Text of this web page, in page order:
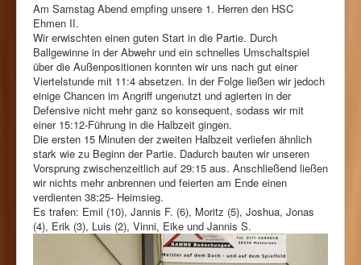
Am Samstag Abend empfing unsere 1. Herren den HSC
Ehmen II.
Wir erwischten einen guten Start in die Partie. Durch
Ballgewinne in der Abwehr und ein schnelles Umschaltspiel
über die Außenpositionen konnten wir uns nach gut einer
Viertelstunde mit 11:4 absetzen. In der Folge ließen wir jedoch
einige Chancen im Angriff ungenutzt und agierten in der
Defensive nicht mehr ganz so konsequent, sodass wir mit
einer 15:12-Führung in die Halbzeit gingen.
Die ersten 15 Minuten der zweiten Halbzeit verliefen ähnlich
stark wie zu Beginn der Partie. Dadurch bauten wir unseren
Vorsprung zwischenzeitlich auf 29:15 aus. Anschließend ließen
wir nichts mehr anbrennen und feierten am Ende einen
verdienten 38:25- Heimsieg.
Es trafen: Emil (10), Jannis F. (6), Moritz (5), Joshua, Jonas
(4), Erik (3), Luis (2), Vinni, Eike und Jannis S.